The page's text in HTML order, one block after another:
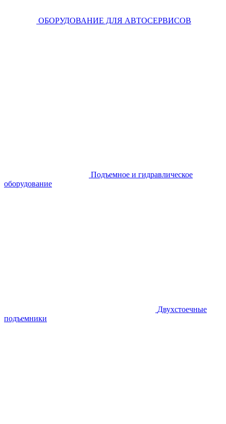
ОБОРУДОВАНИЕ ДЛЯ АВТОСЕРВИСОВ
Подъемное и гидравлическое
оборудование
Двухстоечные
подъемники